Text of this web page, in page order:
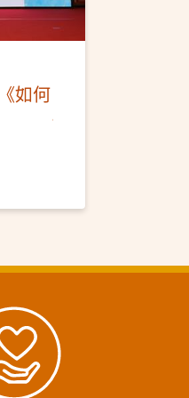
如何